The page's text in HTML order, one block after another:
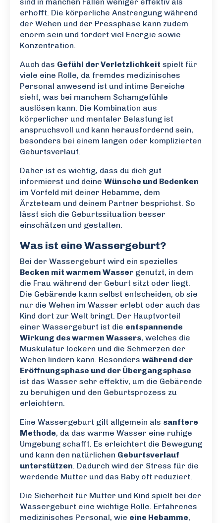
sind in manchen Fällen weniger effektiv als
erhofft. Die körperliche Anstrengung während
der Wehen und der Pressphase kann zudem
enorm sein und fordert viel Energie sowie
Konzentration.
Auch das Gefühl der Verletzlichkeit spielt für
viele eine Rolle, da fremdes medizinisches
Personal anwesend ist und intime Bereiche
sieht, was bei manchem Schamgefühle
auslösen kann. Die Kombination aus
körperlicher und mentaler Belastung ist
anspruchsvoll und kann herausfordernd sein,
besonders bei einem langen oder komplizierten
Geburtsverlauf.
Daher ist es wichtig, dass du dich gut
informierst und deine Wünsche und Bedenken
im Vorfeld mit deiner Hebamme, dem
Ärzteteam und deinem Partner besprichst. So
lässt sich die Geburtssituation besser
einschätzen und gestalten.
Was ist eine Wassergeburt?
Bei der Wassergeburt wird ein spezielles
Becken mit warmem Wasser genutzt, in dem
die Frau während der Geburt sitzt oder liegt.
Die Gebärende kann selbst entscheiden, ob sie
nur die Wehen im Wasser erlebt oder auch das
Kind dort zur Welt bringt. Der Hauptvorteil
einer Wassergeburt ist die entspannende
Wirkung des warmen Wassers, welches die
Muskulatur lockern und die Schmerzen der
Wehen lindern kann. Besonders während der
Eröffnungsphase und der Übergangsphase
ist das Wasser sehr effektiv, um die Gebärende
zu beruhigen und den Geburtsprozess zu
erleichtern.
Eine Wassergeburt gilt allgemein als sanftere
Methode, da das warme Wasser eine ruhige
Umgebung schafft. Es erleichtert die Bewegung
und kann den natürlichen Geburtsverlauf
unterstützen. Dadurch wird der Stress für die
werdende Mutter und das Baby oft reduziert.
Die Sicherheit für Mutter und Kind spielt bei der
Wassergeburt eine wichtige Rolle. Erfahrenes
medizinisches Personal, wie eine Hebamme,